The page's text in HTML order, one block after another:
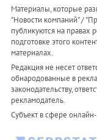
Материалы, которые
"Новости компаний" /
публикуются на правах
подготовке этого
материалах.
Редакция не несет
обнародованные в
законодательству,
рекламодатель.
Субъект в сфере